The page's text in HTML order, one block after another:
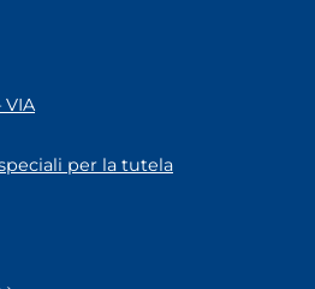
per la tutela